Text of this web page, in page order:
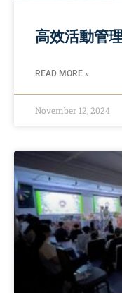
高效活動管
READ MORE »
November 12, 2024